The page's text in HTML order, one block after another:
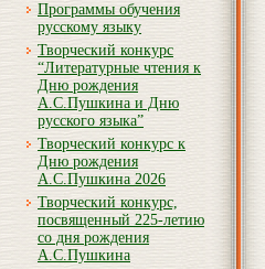
Программы обучения
русскому языку
Творческий конкурс
“Литературные чтения к
Дню рождения
А.С.Пушкина и Дню
русского языка”
Творческий конкурс к
Дню рождения
А.С.Пушкина 2026
Творческий конкурс,
посвященный 225-летию
со дня рождения
А.С.Пушкина